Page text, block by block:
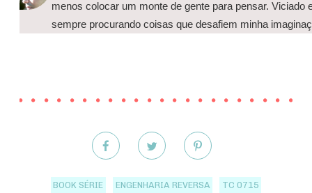
menos colocar um monte de gente para pensar. Viciado
sempre procurando coisas que desafiem minha
BOOK SÉRIE ENGENHARIA REVERSA TC 0715